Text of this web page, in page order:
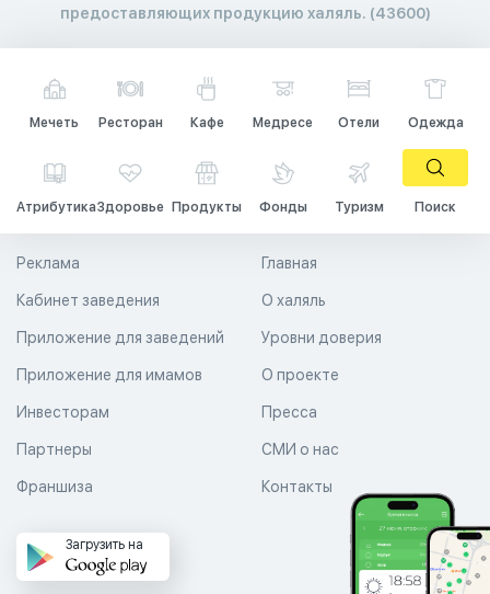
предоставляющих продукцию халяль. (43600)
Мечеть Ресторан Кафе Медресе Отели Одежда
АтрибутикаЗдоровье Продукты Фонды Туризм Поиск
Главная
О халяль
Уровни доверия
Реклама
Кабинет заведения
Приложение для заведений
Приложение для имамов О проекте
Пресса
СМИ о нас
Контакты
Инвесторам
Партнеры
Франшиза
Загрузить на